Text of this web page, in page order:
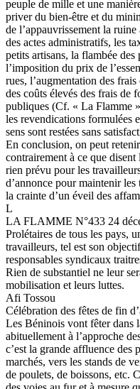
peuple de mille et une
priver du bien-être et du
de l’appauvrissement la
des actes administratifs, les
petits artisans, la flambée des
l’imposition du prix de
rues, l’augmentation des
des coûts élevés des frais de
publiques (Cf. « La Flamme
les revendications formulées
sens sont restées sans
En conclusion, on peut
contrairement à ce que disent
rien prévu pour les
d’annonce pour maintenir
la crainte d’un éveil des
L
LA FLAMME N°433 24
Prolétaires de tous les pays,
travailleurs, tel est son
responsables syndicaux
Rien de substantiel ne leur
mobilisation et leurs luttes.
Afi Tossou
Célébration des fêtes de fin
Les Béninois vont fêter dans
abituellement à l’approche
c’est la grande affluence des
marchés, vers les stands de
de poulets, de boissons, etc.